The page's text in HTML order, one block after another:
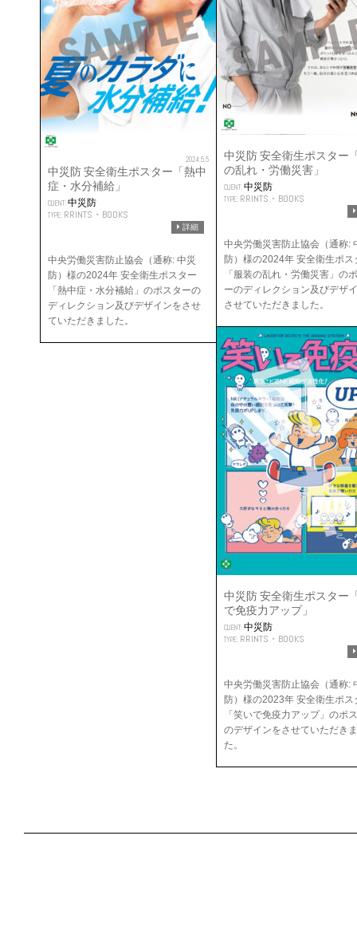
中災防 安全衛生ポスター
の乱れ・労働災害」
CLIENT: 中災防
TYPE: RRINTS・BOOKS
中央労働災害防止協会（通称:
防）様の2024年 安全衛生ポス
「服装の乱れ・労働災害」の
ーのディレクション及びデザ
させていただきました。
2024.5.5
中災防 安全衛生ポスター「熱中
症・水分補給」
CLIENT: 中災防
TYPE: RRINTS・BOOKS
詳細
中央労働災害防止協会（通称: 中災
防）様の2024年 安全衛生ポスター
「熱中症・水分補給」のポスターの
ディレクション及びデザインをさせ
ていただきました。
中災防 安全衛生ポスター
で免疫力アップ」
CLIENT: 中災防
TYPE: RRINTS・BOOKS
中央労働災害防止協会（通称:
防）様の2023年 安全衛生ポス
「笑いで免疫力アップ」のポ
のデザインをさせていただき
た。